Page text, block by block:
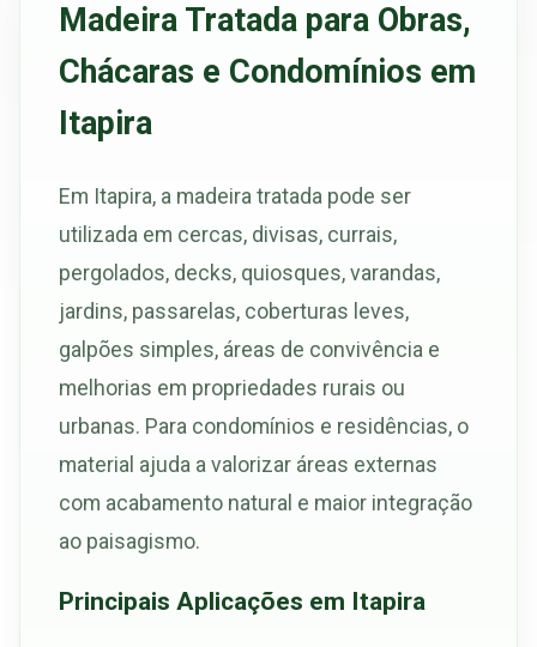
Madeira Tratada para Obras,
Chácaras e Condomínios em
Itapira
Em Itapira, a madeira tratada pode ser
utilizada em cercas, divisas, currais,
pergolados, decks, quiosques, varandas,
jardins, passarelas, coberturas leves,
galpões simples, áreas de convivência e
melhorias em propriedades rurais ou
urbanas. Para condomínios e residências, o
material ajuda a valorizar áreas externas
com acabamento natural e maior integração
ao paisagismo.
Principais Aplicações em Itapira